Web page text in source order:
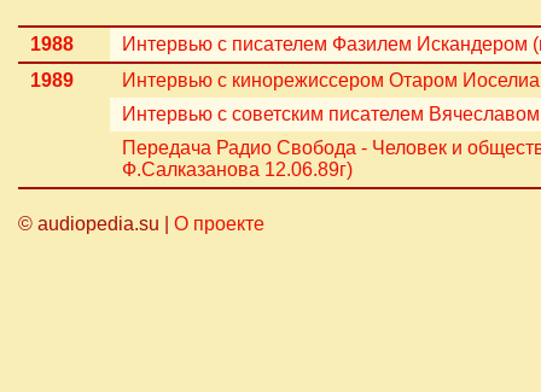
1988
Интервью с писателем Фазилем Искандером
1989
Интервью с кинорежиссером Отаром
Интервью с советским писателем
Передача Радио Свобода - Человек и
Ф.Салказанова 12.06.89г)
© audiopedia.su | О проекте